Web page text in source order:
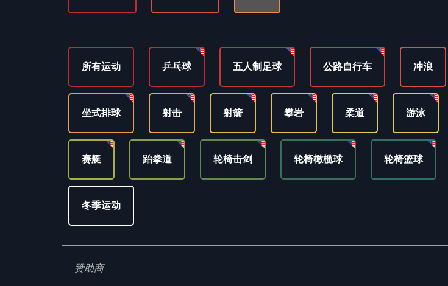
所有运动 乒乓球 五人制足球 公路自行车 冲浪
坐式排球 射击 射箭 攀岩 柔道 游泳
赛艇 跆拳道 轮椅击剑 轮椅橄榄球 轮椅篮球
冬季运动
赞助商